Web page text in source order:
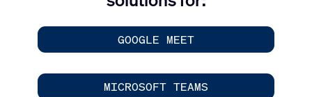
GOOGLE MEET
MICROSOFT TEAMS